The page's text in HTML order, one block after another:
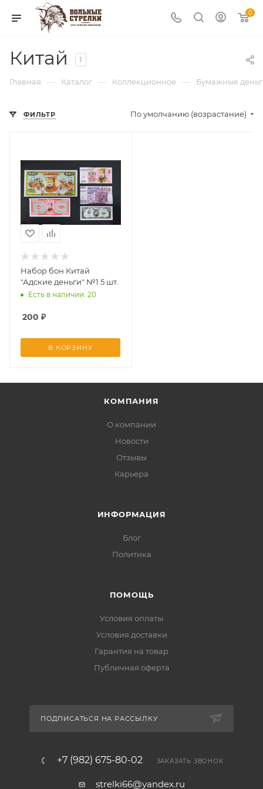
0
Китай 1
Главная — Каталог — Коллекционное — Бумажные
ФИЛЬТР По умолчанию (возрастание)
Набор бон Китай
"Адские деньги" №1 5 шт.
Есть в наличии: 20
200 ₽
В КОРЗИНУ
КОМПАНИЯ
О компании
Новости
Отзывы
Карьера
ИНФОРМАЦИЯ
Блог
Политика
ПОМОЩЬ
Условия оплаты
Условия доставки
Гарантия на товар
Публичная оферта
ПОДПИСАТЬСЯ НА РАССЫЛКУ
+7 (982) 675-80-02 ЗАКАЗАТЬ ЗВОНОК
strelki66@yandex.ru